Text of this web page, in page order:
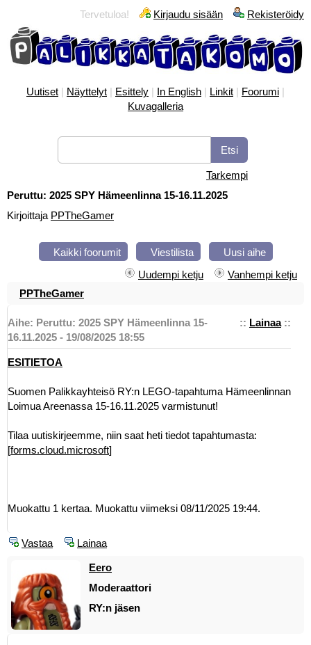
Tervetuloa! Kirjaudu sisään Rekisteröidy
Uutiset | Näyttelyt | Esittely | In English | Linkit | Foorumi |
Kuvagalleria
Tarkempi
Peruttu: 2025 SPY Hämeenlinna 15-16.11.2025
Kirjoittaja PPTheGamer
Kaikki foorumit Viestilista
Uusi aihe
Uudempi ketju
Vanhempi ketju
PPTheGamer
:: Lainaa::
Aihe: Peruttu: 2025 SPY Hämeenlinna 15-
16.11.2025 - 19/08/2025 18:55
ESITIETOA
Suomen Palikkayhteisö RY:n LEGO-tapahtuma Hämeenlinnan
Loimua Areenassa 15-16.11.2025 varmistunut!
Tilaa uutiskirjeemme, niin saat heti tiedot tapahtumasta:
[forms.cloud.microsoft]
Muokattu 1 kertaa. Muokattu viimeksi 08/11/2025 19:44.
Vastaa Lainaa
Eero
Moderaattori
RY:n jäsen